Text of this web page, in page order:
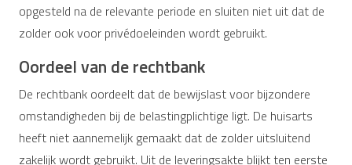
opgesteld na de relevante periode en sluiten niet uit dat de
zolder ook voor privédoeleinden wordt gebruikt.
Oordeel van de rechtbank
De rechtbank oordeelt dat de bewijslast voor bijzondere
omstandigheden bij de belastingplichtige ligt. De huisarts
heeft niet aannemelijk gemaakt dat de zolder uitsluitend
zakelijk wordt gebruikt. Uit de leveringsakte blijkt ten eerste